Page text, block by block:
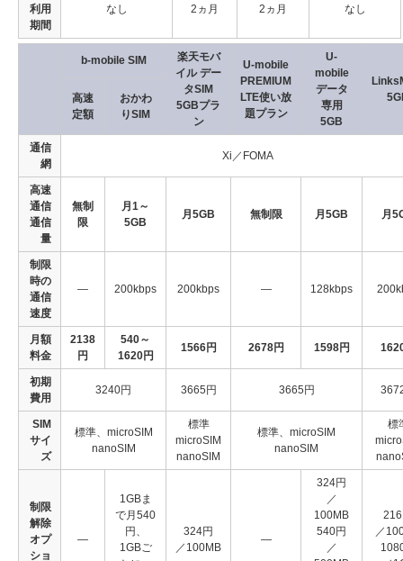
利用
期間
なし 2ヵ月 2ヵ月 なし
b-mobile SIM
楽天モバ
イル デー
タSIM
5GBプラ
ン
U-mobile
PREMIUM
LTE使い放
題プラン
U-
mobile
データ
専用
5GB
高速
定額
おかわ
りSIM
通信
網
Xi／FOMA
高速
通信
通信
量
無制
限
月1～
5GB
月5GB 無制限 月5GB 月
制限
時の
通信
速度
― 200kbps 200kbps ― 128kbps
月額
料金
2138
円
540～
1620円
1566円 2678円 1598円
初期
費用
3240円 3665円 3665円
SIM
サイ
ズ
標準、microSIM
nanoSIM
標準
microSIM
nanoSIM
標準、microSIM
nanoSIM
標
制限
解除
オプ
ショ
―
1GBま
で月540
円、
1GBご
324円
／100MB
―
324円
／
100MB
540円
／
／